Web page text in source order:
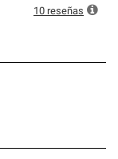
10 reseñas